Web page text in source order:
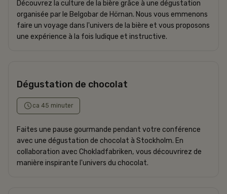
Découvrez la culture de la bière grâce à une dégustation
organisée par le Belgobar de Hörnan. Nous vous emmenons
faire un voyage dans l'univers de la bière et vous proposons
une expérience à la fois ludique et instructive.
Dégustation de chocolat
ca 45 minuter
Faites une pause gourmande pendant votre conférence
avec une dégustation de chocolat à Stockholm. En
collaboration avec Chokladfabriken, vous découvrirez de
manière inspirante l'univers du chocolat.